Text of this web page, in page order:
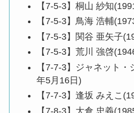
【7-5-3】桐山 紗知
【7-5-3】鳥海 浩輔
【7-5-3】関谷 亜矢子
【7-5-3】荒川 強啓
【7-7-3】ジャネット
年5月16日)
【7-7-3】逢坂 みえこ
【7-8-3】大倉 忠義